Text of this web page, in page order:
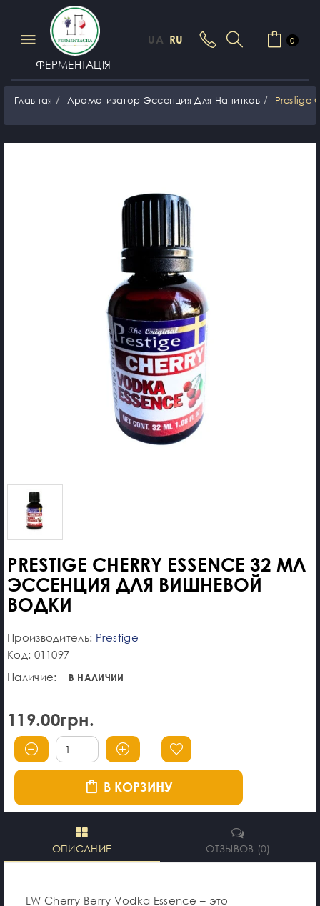
ФЕРМЕНТАЦІЯ
UA RU 0
Главная Ароматизатор Эссенция Для Напитков Prestige
PRESTIGE CHERRY ESSENCE 32 МЛ
ЭССЕНЦИЯ ДЛЯ ВИШНЕВОЙ
ВОДКИ
Производитель: Prestige
Код: 011097
Наличие:
В НАЛИЧИИ
119.00грн.
В КОРЗИНУ
ОПИСАНИЕ ОТЗЫВОВ (0)
LW Cherry Berry Vodka Essence – это